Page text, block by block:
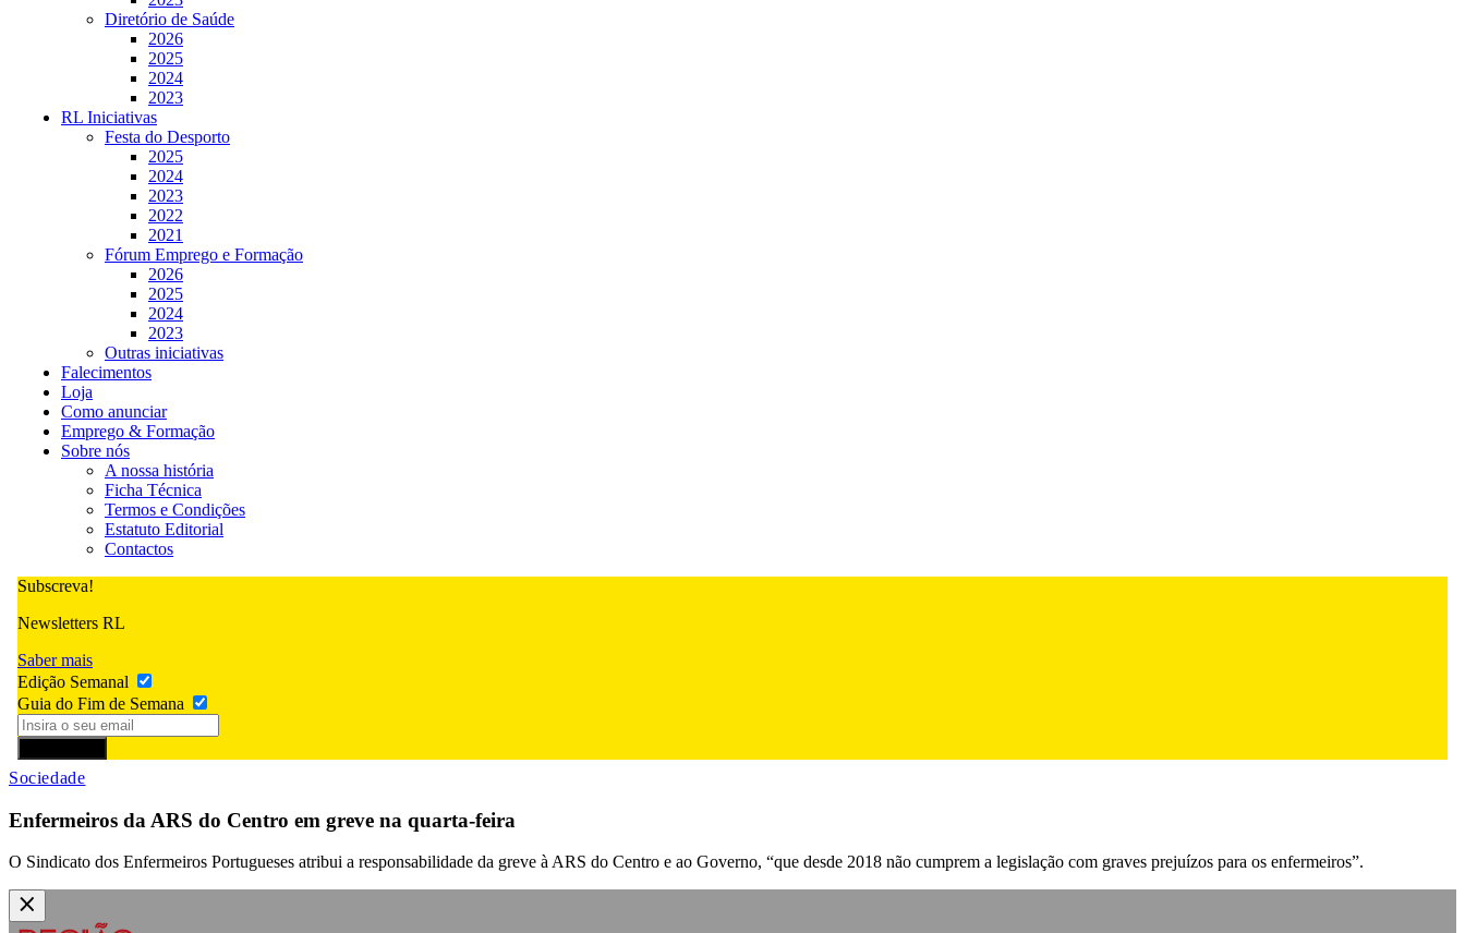
Diretório de Saúde
2026
2025
2024
2023
RL Iniciativas
Festa do Desporto
2025
2024
2023
2022
2021
Fórum Emprego e Formação
2026
2025
2024
2023
Outras iniciativas
Falecimentos
Loja
Como anunciar
Emprego & Formação
Sobre nós
A nossa história
Ficha Técnica
Termos e Condições
Estatuto Editorial
Contactos
Subscreva!
Newsletters RL
Saber mais
Edição Semanal
Guia do Fim de Semana
Sociedade
Enfermeiros da ARS do Centro em greve na quarta-feira
O Sindicato dos Enfermeiros Portugueses atribui a responsabilidade da greve à ARS do Centro e ao Governo, “que desde 2018 não cumprem a legislação com graves prejuízos para os enfermeiros”.